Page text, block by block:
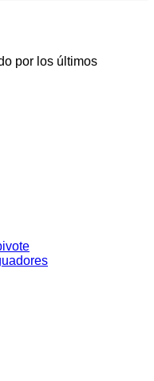
por los últimos